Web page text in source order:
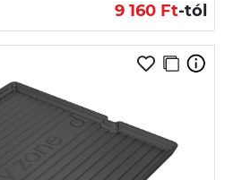
9 160 Ft-tól